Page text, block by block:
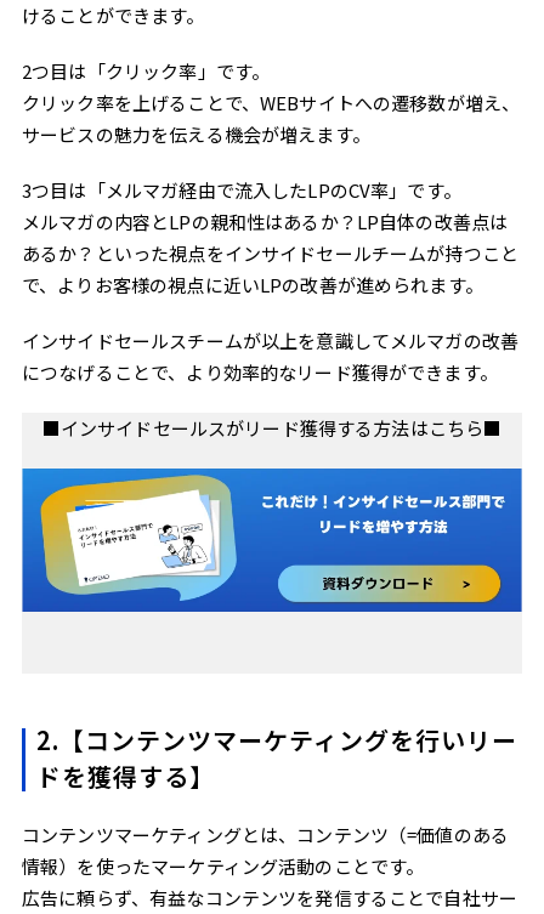
けることができます。
2つ目は「クリック率」です。
クリック率を上げることで、WEBサイトへの遷移数が増え、
サービスの魅力を伝える機会が増えます。
3つ目は「メルマガ経由で流入したLPのCV率」です。
メルマガの内容とLPの親和性はあるか？LP自体の改善点は
あるか？といった視点をインサイドセールチームが持つこと
で、よりお客様の視点に近いLPの改善が進められます。
インサイドセールスチームが以上を意識してメルマガの改善
につなげることで、より効率的なリード獲得ができます。
■インサイドセールスがリード獲得する方法はこちら■
2.【コンテンツマーケティングを行いリー
ドを獲得する】
コンテンツマーケティングとは、コンテンツ（=価値のある
情報）を使ったマーケティング活動のことです。
広告に頼らず、有益なコンテンツを発信することで自社サー